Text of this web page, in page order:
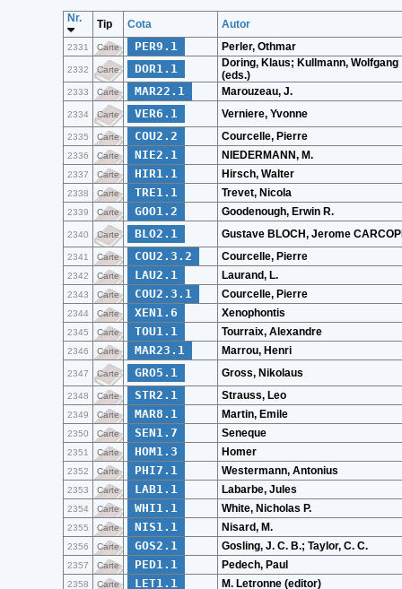
Nr. Tip Cota Autor
2331 Carte PER9.1 Perler, Othmar
2332 Carte DOR1.1
Doring, Klaus; Kullmann, Wolfgang
(eds.)
2333 Carte MAR22.1 Marouzeau, J.
2334 Carte VER6.1 Verniere, Yvonne
2335 Carte COU2.2 Courcelle, Pierre
2336 Carte NIE2.1 NIEDERMANN, M.
2337 Carte HIR1.1 Hirsch, Walter
2338 Carte TRE1.1 Trevet, Nicola
2339 Carte GOO1.2 Goodenough, Erwin R.
2340 Carte BLO2.1 Gustave BLOCH, Jerome
2341 Carte COU2.3.2 Courcelle, Pierre
2342 Carte LAU2.1 Laurand, L.
2343 Carte COU2.3.1 Courcelle, Pierre
2344 Carte XEN1.6 Xenophontis
2345 Carte TOU1.1 Tourraix, Alexandre
2346 Carte MAR23.1 Marrou, Henri
2347 Carte GRO5.1 Gross, Nikolaus
2348 Carte STR2.1 Strauss, Leo
2349 Carte MAR8.1 Martin, Emile
2350 Carte SEN1.7 Seneque
2351 Carte HOM1.3 Homer
2352 Carte PHI7.1 Westermann, Antonius
2353 Carte LAB1.1 Labarbe, Jules
2354 Carte WHI1.1 White, Nicholas P.
2355 Carte NIS1.1 Nisard, M.
2356 Carte GOS2.1 Gosling, J. C. B.; Taylor, C. C.
2357 Carte PED1.1 Pedech, Paul
2358 Carte LET1.1 M. Letronne (editor)